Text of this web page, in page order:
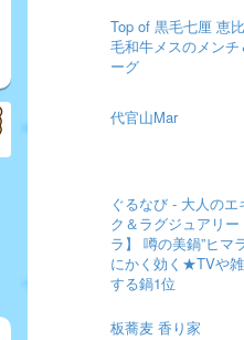
Top of 黒毛七厘 恵
毛和牛メスのメン
ーグ
代官山Mar
ぐるなび - 大人のエ
ク＆ラグジュアリ
ラ】 噂の美鍋”ヒマ
にかく効く★TVや
する鍋1位
板蕎麦 香り家